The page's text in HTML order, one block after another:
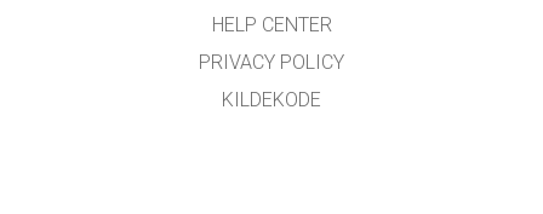
HELP CENTER
PRIVACY POLICY
KILDEKODE